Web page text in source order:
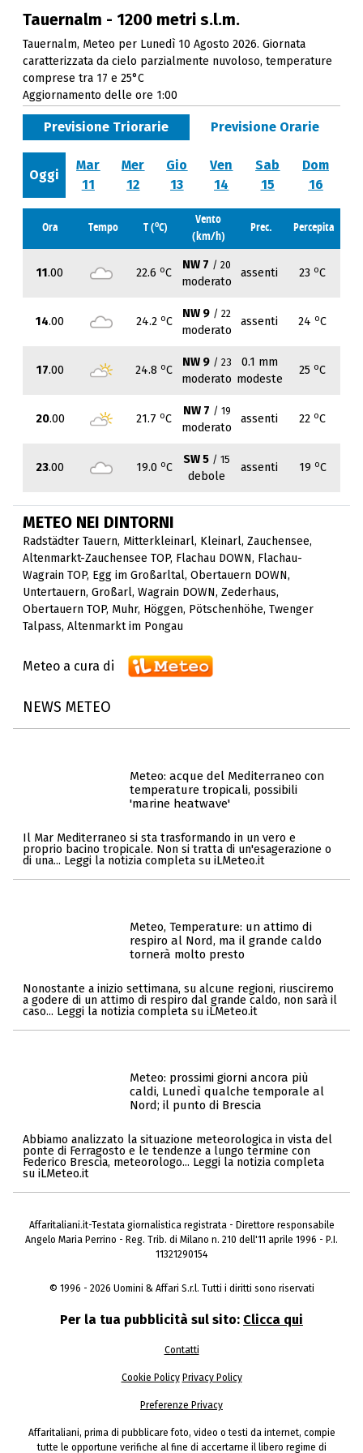
Tauernalm - 1200 metri s.l.m.
Tauernalm, Meteo per Lunedì 10 Agosto 2026. Giornata
caratterizzata da cielo parzialmente nuvoloso, temperature
comprese tra 17 e 25°C
Aggiornamento delle ore 1:00
Previsione Triorarie Previsione Orarie
Oggi
Mar
11
Mer
12
Gio
13
Ven
14
Sab
15
Dom
16
Ora Tempo T (oC)
Vento
(km/h)
Prec. Percepita
11.00 22.6 oC
NW 7 / 20
moderato
assenti 23 oC
14.00 24.2 oC
NW 9 / 22
moderato
assenti 24 oC
17.00 24.8 oC
NW 9 / 23
moderato
0.1 mm
modeste
25 oC
20.00 21.7 oC
NW 7 / 19
moderato
assenti 22 oC
23.00 19.0 oC
SW 5 / 15
debole
assenti 19 oC
METEO NEI DINTORNI
Radstädter Tauern, Mitterkleinarl, Kleinarl, Zauchensee,
Altenmarkt-Zauchensee TOP, Flachau DOWN, Flachau-
Wagrain TOP, Egg im Großarltal, Obertauern DOWN,
Untertauern, Großarl, Wagrain DOWN, Zederhaus,
Obertauern TOP, Muhr, Höggen, Pötschenhöhe, Twenger
Talpass, Altenmarkt im Pongau
Meteo a cura di
NEWS METEO
Meteo: acque del Mediterraneo con
temperature tropicali, possibili
'marine heatwave'
Il Mar Mediterraneo si sta trasformando in un vero e
proprio bacino tropicale. Non si tratta di un'esagerazione o
di una... Leggi la notizia completa su iLMeteo.it
Meteo, Temperature: un attimo di
respiro al Nord, ma il grande caldo
tornerà molto presto
Nonostante a inizio settimana, su alcune regioni, riusciremo
a godere di un attimo di respiro dal grande caldo, non sarà il
caso... Leggi la notizia completa su iLMeteo.it
Meteo: prossimi giorni ancora più
caldi, Lunedì qualche temporale al
Nord; il punto di Brescia
Abbiamo analizzato la situazione meteorologica in vista del
ponte di Ferragosto e le tendenze a lungo termine con
Federico Brescia, meteorologo... Leggi la notizia completa
su iLMeteo.it
Affaritaliani.it-Testata giornalistica registrata - Direttore responsabile
Angelo Maria Perrino - Reg. Trib. di Milano n. 210 dell'11 aprile 1996 - P.I.
11321290154
© 1996 - 2026 Uomini & Affari S.r.l. Tutti i diritti sono riservati
Per la tua pubblicità sul sito: Clicca qui
Contatti
Cookie Policy Privacy Policy
Preferenze Privacy
Affaritaliani, prima di pubblicare foto, video o testi da internet, compie
tutte le opportune verifiche al fine di accertarne il libero regime di